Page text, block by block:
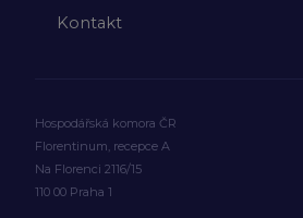
Kontakt
Hospodářská komora ČR
Florentinum, recepce A
Na Florenci 2116/15
110 00 Praha 1